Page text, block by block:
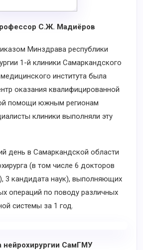
С.Ж. Мадиёров
Минздрава республики
1-й клиники Самаркандского
института была
оказания квалифицированной
помощи южным регионам
клиники выполняли эту
в Самаркандской области
(в том числе 6 докторов
3 кандидата наук), выполняющих
операций по поводу различных
системы за 1 год.
нейрохирургии СамГМУ